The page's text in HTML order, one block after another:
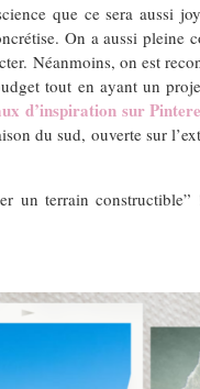
que ce sera aussi
On a aussi
Néanmoins, on est
tout en ayant un
d’inspiration sur
du sud, ouverte sur
un terrain